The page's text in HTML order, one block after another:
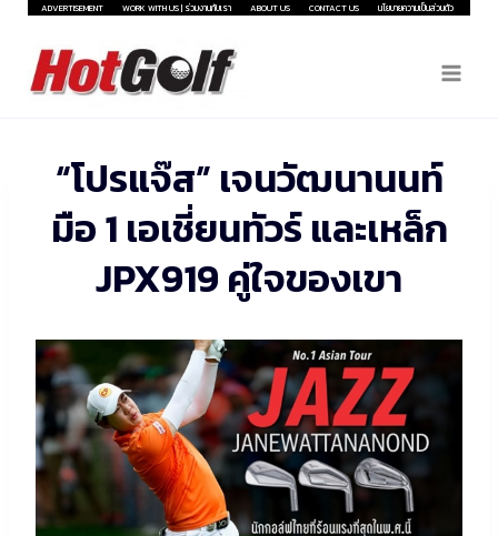
Skip
content
ADVERTISEMENT WORK WITH US | ร่วมงานกับเรา ABOUT US CONTACT US นโยบายความเป็นส่วนตัว
“โปรแจ๊ส” เจนวัฒนานนท์
มือ 1 เอเชี่ยนทัวร์ และเหล็ก
JPX919 คู่ใจของเขา